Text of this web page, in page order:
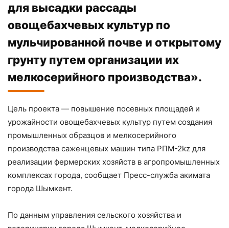
для высадки рассады
овощебахчевых культур по
мульчированной почве и открытому
грунту путем организации их
мелкосерийного производства».
Цель проекта — повышение посевных площадей и
урожайности овощебахчевых культур путем создания
промышленных образцов и мелкосерийного
производства саженцевых машин типа РПМ-2kz для
реализации фермерских хозяйств в агропромышленных
комплексах города, сообщает Пресс-служба акимата
города Шымкент.
По данным управления сельского хозяйства и